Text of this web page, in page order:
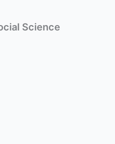
Science